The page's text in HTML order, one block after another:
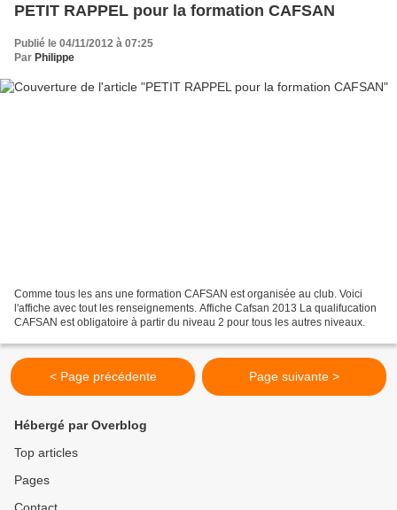
PETIT RAPPEL pour la formation CAFSAN
Publié le 04/11/2012 à 07:25
Par Philippe
Comme tous les ans une formation CAFSAN est organisée au club. Voici
l'affiche avec tout les renseignements. Affiche Cafsan 2013 La qualifucation
CAFSAN est obligatoire à partir du niveau 2 pour tous les autres niveaux.
< Page précédente Page suivante >
Hébergé par Overblog
Top articles
Pages